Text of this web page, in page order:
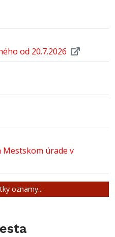
od 20.7.2026
úrade v
oznamy...